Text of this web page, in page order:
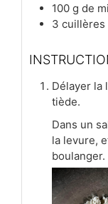
100 g de
3 cuillères
Délayer la
tiède.
Dans un
la levure,
boulanger.